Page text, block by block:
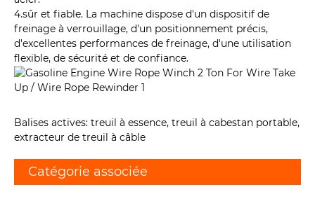
4.sûr et fiable. La machine dispose d'un dispositif de
freinage à verrouillage, d'un positionnement précis,
d'excellentes performances de freinage, d'une utilisation
flexible, de sécurité et de confiance.
Balises actives: treuil à essence, treuil à cabestan portable,
extracteur de treuil à câble
Catégorie associée